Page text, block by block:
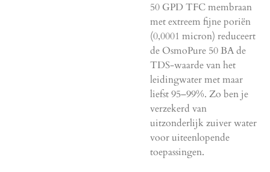
50 GPD TFC membraan
met extreem fijne poriën
(0,0001 micron) reduceert
de OsmoPure 50 BA de
TDS-waarde van het
leidingwater met maar
liefst 95–99%. Zo ben je
verzekerd van
uitzonderlijk zuiver water
voor uiteenlopende
toepassingen.